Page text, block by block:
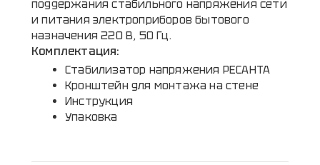
поддержания стабильного напряжения сети
и питания электроприборов бытового
назначения 220 В, 50 Гц.
Комплектация:
Стабилизатор напряжения РЕСАНТА
Кронштейн для монтажа на стене
Инструкция
Упаковка